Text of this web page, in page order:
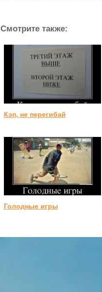
Смотрите также:
Кэп, не перегибай
Голодные игры